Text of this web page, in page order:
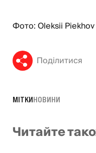
Фото: Oleksii
Поділитися
МІТКИНОВИНИ
Читайте